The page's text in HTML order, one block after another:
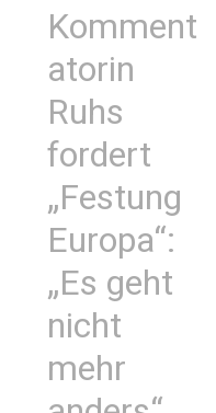
Komment
atorin
Ruhs
fordert
„Festung
Europa“:
„Es geht
nicht
mehr